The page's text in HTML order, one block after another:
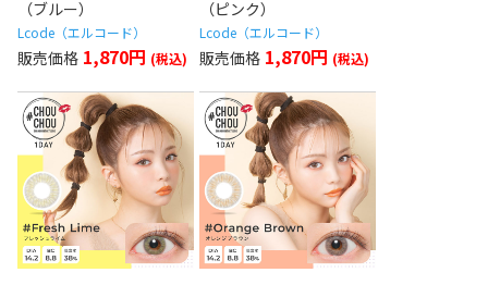
（ブルー）
Lcode（エルコード）
1,870円
（ピンク）
Lcode（エルコード）
1,870円